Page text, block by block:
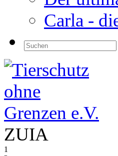
Carla -
ZUIA
1